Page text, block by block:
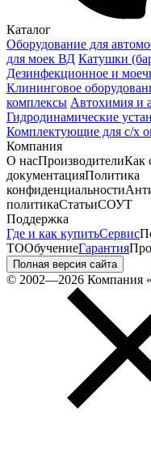
Каталог
Оборудование для
для моек ВД Катушки
Дезинфекционное и
Клининговое
комплексы Автохимия и
Гидродинамические
Комплектующие для с/х
Компания
О насПроизводителиКак
документацияПолитика
конфиденциальности
политикаСтатьиСОУТ
Поддержка
Где и как купитьСервис
ТООбучениеГарантия
Полная версия сайта
© 2002—2026 Компания